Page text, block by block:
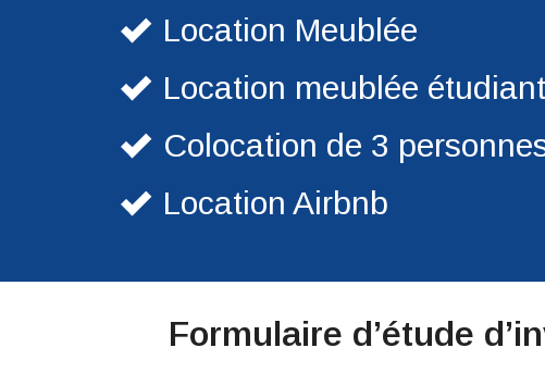
Location Meublée
Location meublée étudiant
Colocation de 3
Location Airbnb
Formulaire d’étude